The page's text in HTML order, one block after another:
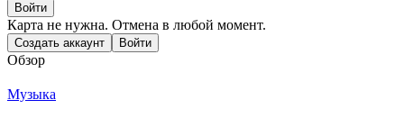
Войти
Карта не нужна. Отмена в любой момент.
Создать аккаунт Войти
Обзор
Музыка